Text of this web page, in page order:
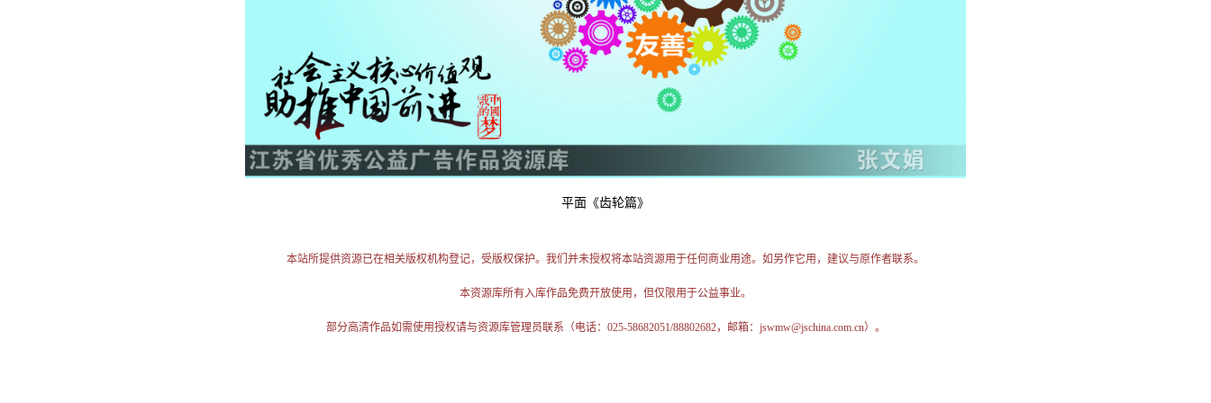
平面《齿轮篇》
本站所提供资源已在相关版权机构登记，受版权保护。我们并未授权将本站资源用于任何商业用途。如另作它用，建议与原作者联系。
本资源库所有入库作品免费开放使用，但仅限用于公益事业。
部分高清作品如需使用授权请与资源库管理员联系（电话：025-58682051/88802682，邮箱：jswmw@jschina.com.cn）。